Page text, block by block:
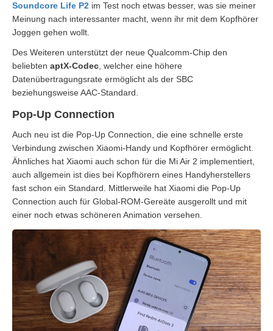
Soundcore Life P2 im Test noch etwas besser, was sie meiner
Meinung nach interessanter macht, wenn ihr mit dem Kopfhörer
Joggen gehen wollt.
Des Weiteren unterstützt der neue Qualcomm-Chip den
beliebten aptX-Codec, welcher eine höhere
Datenübertragungsrate ermöglicht als der SBC
beziehungsweise AAC-Standard.
Pop-Up Connection
Auch neu ist die Pop-Up Connection, die eine schnelle erste
Verbindung zwischen Xiaomi-Handy und Kopfhörer ermöglicht.
Ähnliches hat Xiaomi auch schon für die Mi Air 2 implementiert,
auch allgemein ist dies bei Kopfhörern eines Handyherstellers
fast schon ein Standard. Mittlerweile hat Xiaomi die Pop-Up
Connection auch für Global-ROM-Gereäte ausgerollt und mit
einer noch etwas schöneren Animation versehen.